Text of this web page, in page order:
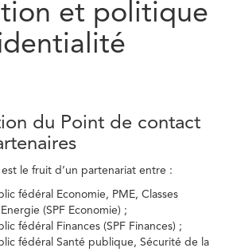
et politique
du Point de contact
le fruit d’un partenariat entre :
fédéral Economie, PME, Classes
(SPF Economie) ;
fédéral Finances (SPF Finances) ;
fédéral Santé publique, Sécurité de la